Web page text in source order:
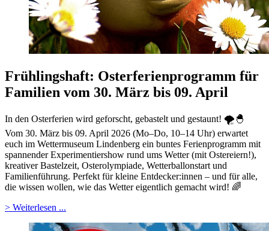
Frühlingshaft: Osterferienprogramm für
Familien vom 30. März bis 09. April
In den Osterferien wird geforscht, gebastelt und gestaunt! 🌪️🐣
Vom 30. März bis 09. April 2026 (Mo–Do, 10–14 Uhr) erwartet
euch im Wettermuseum Lindenberg ein buntes Ferienprogramm mit
spannender Experimentiershow rund ums Wetter (mit Ostereiern!),
kreativer Bastelzeit, Osterolympiade, Wetterballonstart und
Familienführung. Perfekt für kleine Entdecker:innen – und für alle,
die wissen wollen, wie das Wetter eigentlich gemacht wird! 🌈
> Weiterlesen ...